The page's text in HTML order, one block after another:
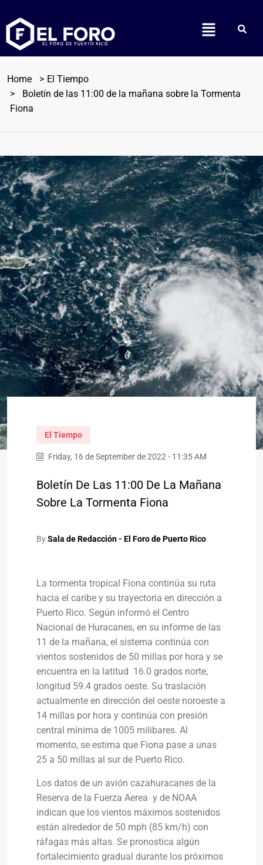
Home
El Tiempo
Boletín de las 11:00 de la mañana sobre la Tormenta
Fiona
El Tiempo
Friday, 16 de September de 2022 - 11:35 AM
Boletín De Las 11:00 De La Mañana
Sobre La Tormenta Fiona
BySala de Redacción - El Foro de Puerto Rico
La tormenta tropical Fiona continúa su ruta
hacia el caribe y su trayectoria en dirección a
Puerto Rico. Según informó el Centro
Nacional de Huracanes, en su informe de las
11 de la mañana, el sistema continúa con
vientos sostenidos de 50 millas por hora y se
encuentra en la latitud 16.0 grados norte,
longitud 59.4 grados oeste. Su traslación
actualmente en dirección del oeste noroeste a
14 millas por hora y continúa con presión
central mínima de 1005 milibares. Al
momento, se estima que Fiona pase a unas
25 a 50 millas al sur de Puerto Rico.
Los datos de un avión cazahuracanes de la
Reserva de la Fuerza Aerea y de NOAA
indican que los vientos máximos sostenidos
están alrededor de 50 mph (85 km/h) con
ráfagas más altas. Se pronostica algún
fortalecimiento gradual durante los próximos